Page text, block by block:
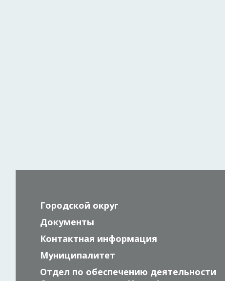
Городской округ
Документы
Контактная информация
Муниципалитет
Отдел по обеспечению деятельности